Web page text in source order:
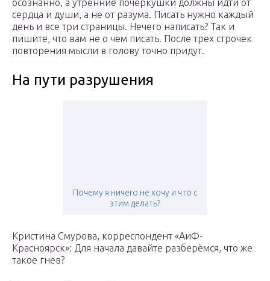
осознанно, а утренние почеркушки должны идти от
сердца и души, а не от разума. Писать нужно каждый
день и все три страницы. Нечего написать? Так и
пишите, что вам не о чем писать. После трех строчек
повторения мысли в голову точно придут.
На пути разрушения
Почему я ничего не хочу и что с
этим делать?
Кристина Смурова, корреспондент «АиФ-
Красноярск»: Для начала давайте разберёмся, что же
такое гнев?